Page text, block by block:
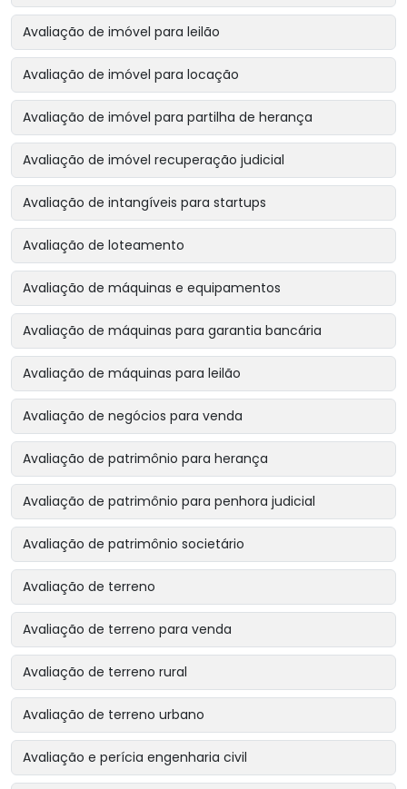
Avaliação de imóvel para leilão
Avaliação de imóvel para locação
Avaliação de imóvel para partilha de herança
Avaliação de imóvel recuperação judicial
Avaliação de intangíveis para startups
Avaliação de loteamento
Avaliação de máquinas e equipamentos
Avaliação de máquinas para garantia bancária
Avaliação de máquinas para leilão
Avaliação de negócios para venda
Avaliação de patrimônio para herança
Avaliação de patrimônio para penhora judicial
Avaliação de patrimônio societário
Avaliação de terreno
Avaliação de terreno para venda
Avaliação de terreno rural
Avaliação de terreno urbano
Avaliação e perícia engenharia civil